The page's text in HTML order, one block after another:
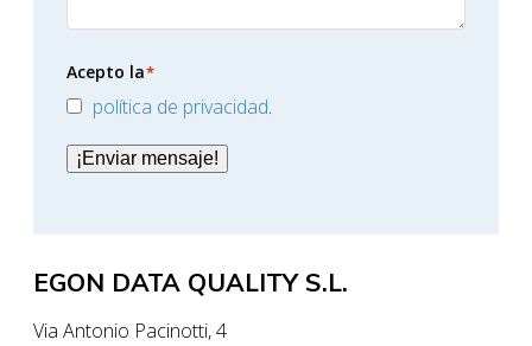
Acepto la*
política de privacidad.
¡Enviar mensaje!
EGON DATA QUALITY S.L.
Via Antonio Pacinotti, 4